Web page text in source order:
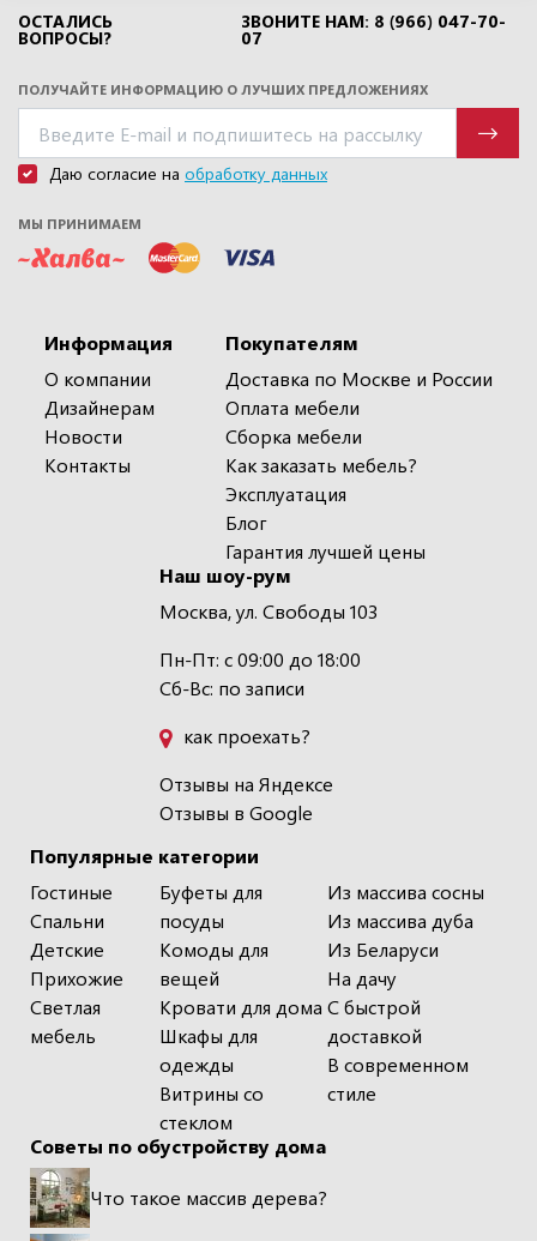
ОСТАЛИСЬ
ВОПРОСЫ?
ЗВОНИТЕ НАМ: 8 (966) 047-70-
07
ПОЛУЧАЙТЕ ИНФОРМАЦИЮ О ЛУЧШИХ ПРЕДЛОЖЕНИЯХ
Даю согласие на обработку данных
МЫ ПРИНИМАЕМ
Информация
О компании
Дизайнерам
Новости
Контакты
Популярные категории
Гостиные
Спальни
Детские
Прихожие
Светлая
мебель
Буфеты для
посуды
Комоды для
вещей
Кровати для дома
Шкафы для
одежды
Витрины со
стеклом
Из массива сосны
Из массива дуба
Из Беларуси
На дачу
С быстрой
доставкой
В современном
стиле
Покупателям
Доставка по Москве и России
Оплата мебели
Сборка мебели
Как заказать мебель?
Эксплуатация
Блог
Гарантия лучшей цены
Наш шоу-рум
Москва, ул. Свободы 103
Пн-Пт: с 09:00 до 18:00
Сб-Вс: по записи
как проехать?
Отзывы на Яндексе
Отзывы в Google
Советы по обустройству дома
Что такое массив дерева?